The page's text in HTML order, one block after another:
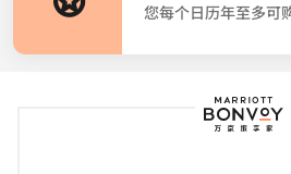
您每个日历年至多可
打开新窗口
万豪